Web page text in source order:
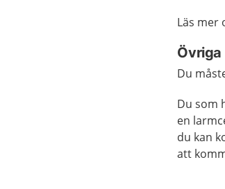
Läs mer
Övriga
Du
Du som
en
du kan
att